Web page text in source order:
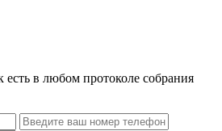
в любом протоколе собрания